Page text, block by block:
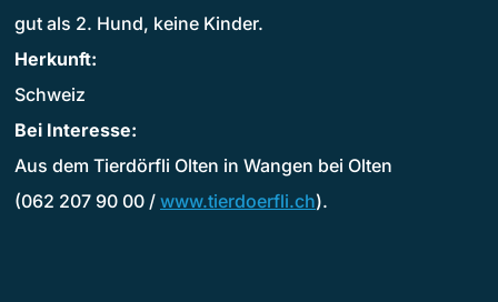
gut als 2. Hund, keine Kinder.
Herkunft:
Schweiz
Bei Interesse:
Aus dem Tierdörfli Olten in Wangen bei Olten
(062 207 90 00 / www.tierdoerfli.ch).